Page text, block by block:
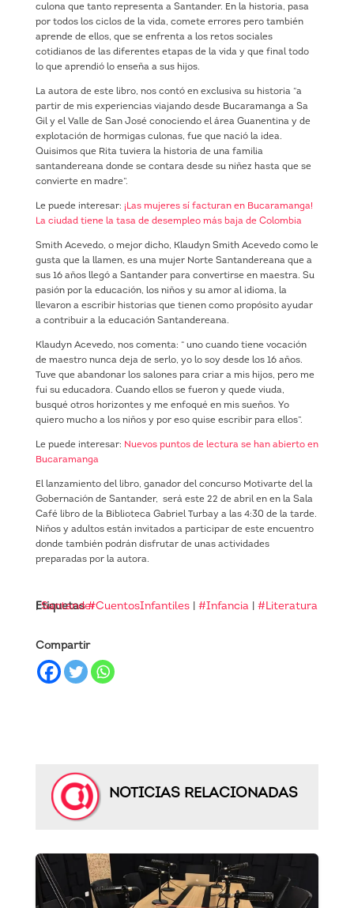
culona que tanto representa a Santander. En la historia, pasa
por todos los ciclos de la vida, comete errores pero también
aprende de ellos, que se enfrenta a los retos sociales
cotidianos de las diferentes etapas de la vida y que final todo
lo que aprendió lo enseña a sus hijos.
La autora de este libro, nos contó en exclusiva su historia “a
partir de mis experiencias viajando desde Bucaramanga a Sa
Gil y el Valle de San José conociendo el área Guanentina y de
explotación de hormigas culonas, fue que nació la idea.
Quisimos que Rita tuviera la historia de una familia
santandereana donde se contara desde su niñez hasta que se
convierte en madre”.
Le puede interesar: ¡Las mujeres sí facturan en Bucaramanga!
La ciudad tiene la tasa de desempleo más baja de Colombia
Smith Acevedo, o mejor dicho, Klaudyn Smith Acevedo como le
gusta que la llamen, es una mujer Norte Santandereana que a
sus 16 años llegó a Santander para convertirse en maestra. Su
pasión por la educación, los niños y su amor al idioma, la
llevaron a escribir historias que tienen como propósito ayudar
a contribuir a la educación Santandereana.
Klaudyn Acevedo, nos comenta: “ uno cuando tiene vocación
de maestro nunca deja de serlo, yo lo soy desde los 16 años.
Tuve que abandonar los salones para criar a mis hijos, pero me
fui su educadora. Cuando ellos se fueron y quede viuda,
busqué otros horizontes y me enfoqué en mis sueños. Yo
quiero mucho a los niños y por eso quise escribir para ellos”.
Le puede interesar: Nuevos puntos de lectura se han abierto en
Bucaramanga
El lanzamiento del libro, ganador del concurso Motivarte del la
Gobernación de Santander, será este 22 de abril en en la Sala
Café libro de la Biblioteca Gabriel Turbay a las 4:30 de la tarde.
Niños y adultos están invitados a participar de este encuentro
donde también podrán disfrutar de unas actividades
preparadas por la autora.
Etiquetas#CuentosInfantiles| #Infancia| #Literatura
|Santander
Compartir
NOTICIAS RELACIONADAS